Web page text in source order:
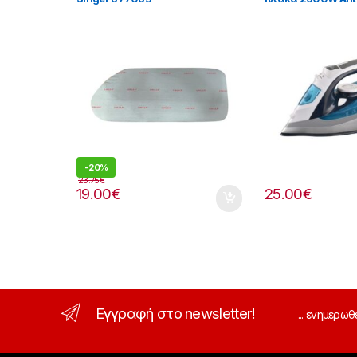
-20%
19.00€
23.75€
25.00€
Εγγραφή στο newsletter! ...